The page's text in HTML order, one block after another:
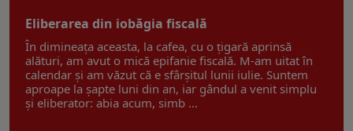
Eliberarea din iobăgia fiscală
În dimineața aceasta, la cafea, cu o țigară aprinsă
alături, am avut o mică epifanie fiscală. M-am uitat în
calendar și am văzut că e sfârșitul lunii iulie. Suntem
aproape la șapte luni din an, iar gândul a venit simplu
și eliberator: abia acum, simb ...